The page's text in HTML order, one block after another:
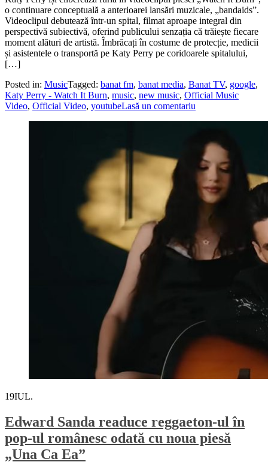
o continuare conceptuală a anterioarei lansări muzicale, „bandaids”.
Videoclipul debutează într-un spital, filmat aproape integral din
perspectivă subiectivă, oferind publicului senzația că trăiește fiecare
moment alături de artistă. Îmbrăcați în costume de protecție, medicii
și asistentele o transportă pe Katy Perry pe coridoarele spitalului,
[…]
Posted in: MusicTagged: banat fm, banat media, Banat TV, google,
Katy Perry - Watch It Burn, music, new music, Official Music
Video, Official Video, youtubeLasă un comentariu
19IUL.
Edward Sanda readuce reggaeton-ul în
pop-ul românesc odată cu noua piesă
„Una Ca Ea”